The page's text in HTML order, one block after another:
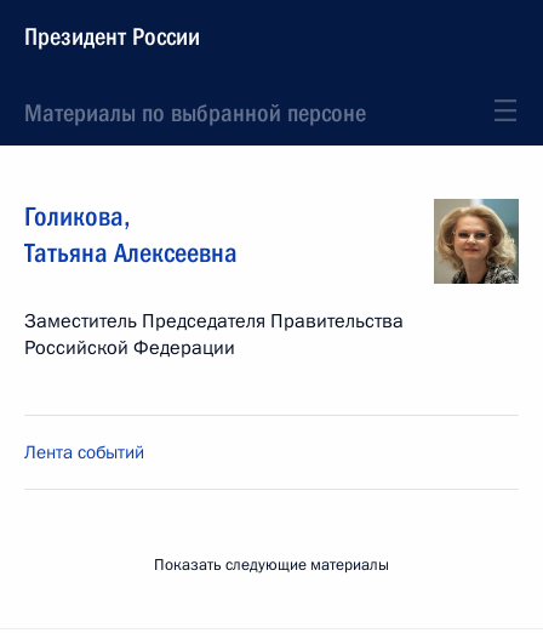
Президент России
Материалы по выбранной персоне
Голикова,
Татьяна Алексеевна
Заместитель Председателя Правительства
Российской Федерации
Лента событий
Показать следующие материалы